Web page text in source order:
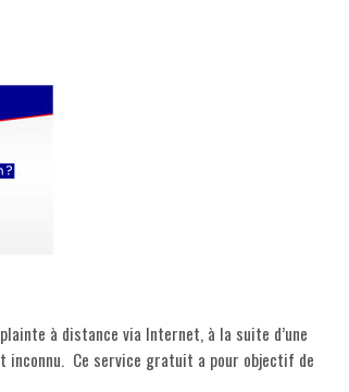
à distance via Internet, à la suite d’une
inconnu. Ce service gratuit a pour objectif de